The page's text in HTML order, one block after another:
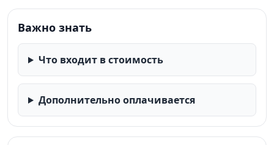
Важно знать
Что входит в стоимость
Дополнительно оплачивается